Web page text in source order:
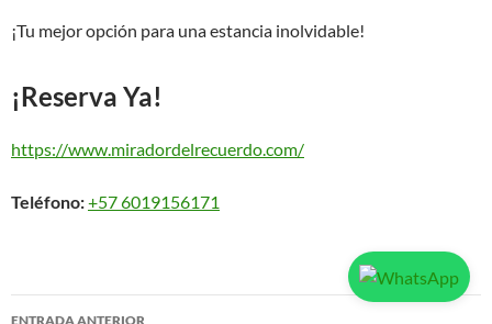
¡Tu mejor opción para una estancia inolvidable!
¡Reserva Ya!
https://www.miradordelrecuerdo.com/
Teléfono:+57 6019156171
Navegación
ENTRADA ANTERIOR